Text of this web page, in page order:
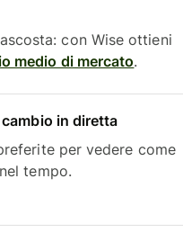
con Wise ottieni
medio di mercato.
in diretta
per vedere come
tempo.